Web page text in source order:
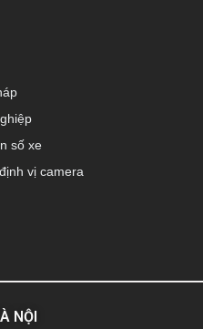
số xe
vị camera
NỘI